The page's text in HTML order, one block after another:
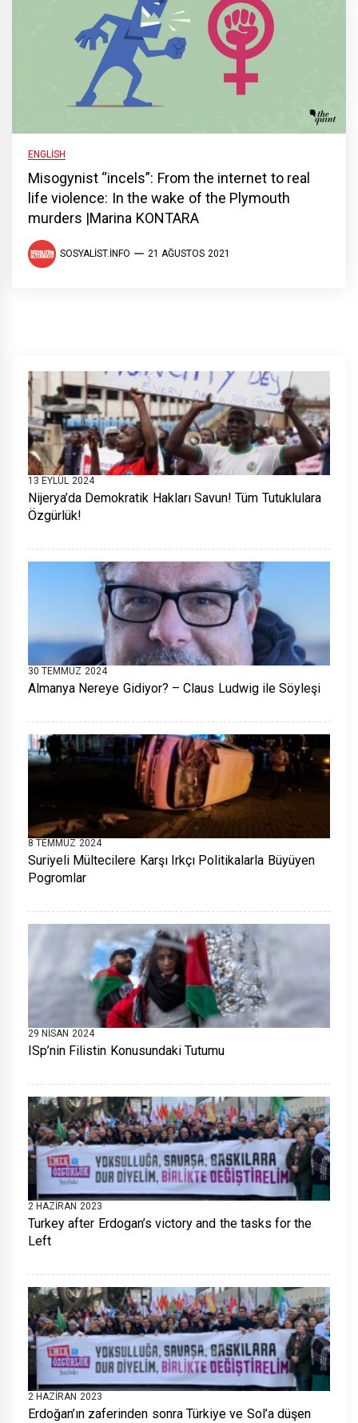
ENGLISH
Misogynist “incels”: From the internet to real
life violence: In the wake of the Plymouth
murders |Marina KONTARA
SOSYALIST.INFO 21 AĞUSTOS 2021
13 EYLÜL 2024
Nijerya’da Demokratik Hakları Savun! Tüm Tutuklulara
Özgürlük!
30 TEMMUZ 2024
Almanya Nereye Gidiyor? – Claus Ludwig ile Söyleşi
8 TEMMUZ 2024
Suriyeli Mültecilere Karşı Irkçı Politikalarla Büyüyen
Pogromlar
29 NISAN 2024
ISp’nin Filistin Konusundaki Tutumu
2 HAZIRAN 2023
Turkey after Erdogan’s victory and the tasks for the
Left
2 HAZIRAN 2023
Erdoğan’ın zaferinden sonra Türkiye ve Sol’a düşen